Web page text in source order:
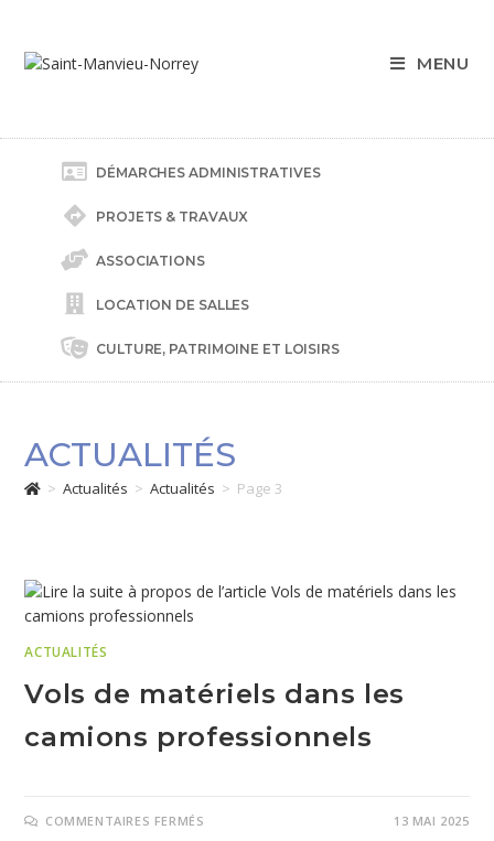
MENU
DÉMARCHES ADMINISTRATIVES
PROJETS & TRAVAUX
ASSOCIATIONS
LOCATION DE SALLES
CULTURE, PATRIMOINE ET LOISIRS
ACTUALITÉS
> Actualités > Actualités > Page 3
ACTUALITÉS
Vols de matériels dans les
camions professionnels
COMMENTAIRES FERMÉS 13 MAI 2025